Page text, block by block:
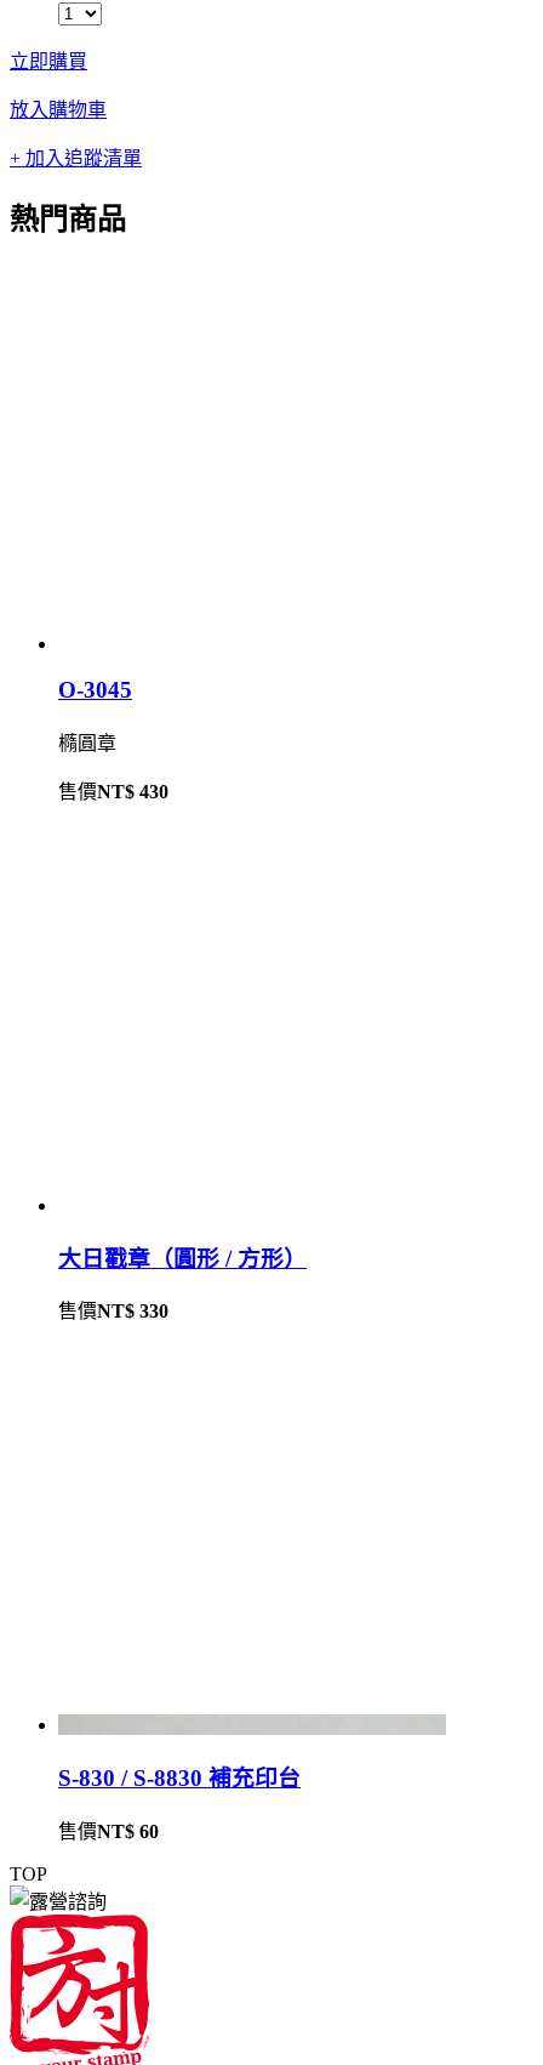
立即購買
放入購物車
+ 加入追蹤清單
熱門商品
O-3045
橢圓章
售價NT$ 430
大日戳章（圓形 / 方形）
售價NT$ 330
S-830 / S-8830 補充印台
售價NT$ 60
TOP